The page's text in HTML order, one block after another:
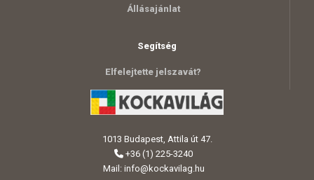
Állásajánlat
Segítség
Elfelejtette jelszavát?
1013 Budapest, Attila út 47.
+36 (1) 225-3240
Mail: info@kockavilag.hu